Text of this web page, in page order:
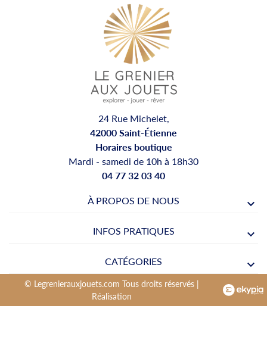
24 Rue Michelet,
42000 Saint-Étienne
Horaires boutique
Mardi - samedi de 10h à 18h30
04 77 32 03 40
À PROPOS DE NOUS
INFOS PRATIQUES
CATÉGORIES
© Legrenierauxjouets.com Tous droits réservés |
Réalisation